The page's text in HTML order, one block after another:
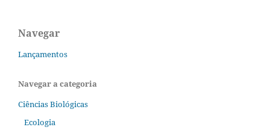
Navegar
Lançamentos
Navegar a categoria
Ciências Biológicas
Ecologia